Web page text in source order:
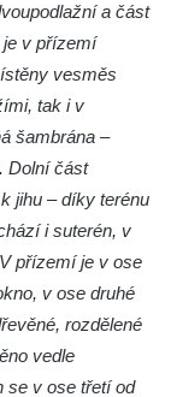
a část
je v přízemí
vesměs
tak i v
šambrána –
Dolní část
jihu – díky terénu
i suterén, v
přízemí je v ose
v ose druhé
rozdělené
vedle
se v ose třetí od